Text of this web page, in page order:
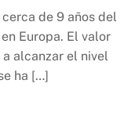
de 9 años del
Europa. El valor
alcanzar el nivel
ha […]